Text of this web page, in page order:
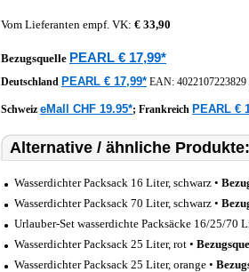
Vom Lieferanten empf. VK: € 33,90
Bezugsquelle PEARL € 17,99*
Deutschland PEARL € 17,99* EAN: 4022107223829
Schweiz eMall CHF 19.95*; Frankreich PEARL €
Alternative / ähnliche Produkte:
Wasserdichter Packsack 16 Liter, schwarz •
Wasserdichter Packsack 70 Liter, schwarz •
Urlauber-Set wasserdichte Packsäcke 16/25/70
Wasserdichter Packsack 25 Liter, rot •
Wasserdichter Packsack 25 Liter, orange •